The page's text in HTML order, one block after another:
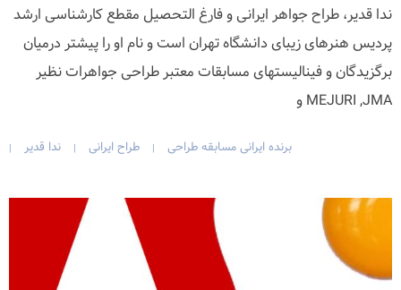
ندا قدیر، طراح جواهر ایرانی و فارغ التحصیل مقطع کارشناسی ارشد
پردیس هنرهای زیبای دانشگاه تهران است و نام او را پیشتر درمیان
برگزیدگان و فینالیستهای مسابقات معتبر طراحی جواهرات نظیر
MEJURI ,JMA و
برنده ایرانی مسابقه طراحی | طراح ایرانی | ندا قدیر |